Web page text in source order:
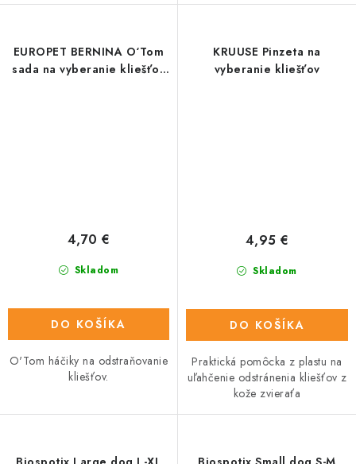
EUROPET BERNINA O‘Tom
sada na vyberanie kliešťov
Skladom
4,70 €
DO KOŠÍKA
O'Tom háčiky na odstraňovanie
kliešťov.
KRUUSE Pinzeta na
vyberanie kliešťov
Skladom
4,95 €
DO KOŠÍKA
Praktická pomôcka z plastu na
uľahčenie odstránenia kliešťov z
kože zvieraťa